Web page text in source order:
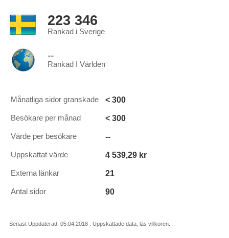
223 346
Rankad i Sverige
--
Rankad I Världen
Månatliga sidor granskade < 300
Besökare per månad < 300
Värde per besökare --
Uppskattat värde 4 539,29 kr
Externa länkar 21
Antal sidor 90
Senast Uppdaterad: 05.04.2018 . Uppskattade data, läs villkoren.